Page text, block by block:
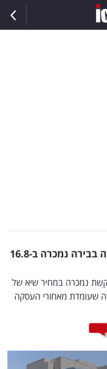
עסקת ענק בירושלים: דירה בבירה נמכרה ב-16.8
נמכרה במחיר שיא של
שעומדת מאחורי העסקה